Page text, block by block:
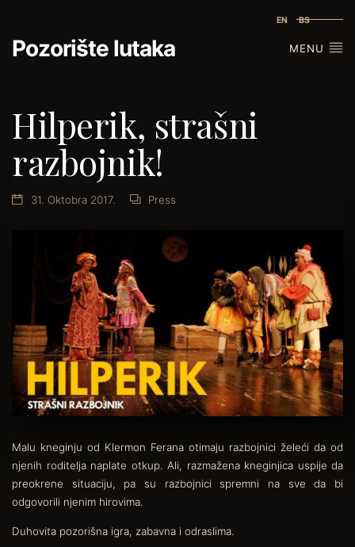
EN BS
Pozorište lutaka MENU
Hilperik, strašni
razbojnik!
31. Oktobra 2017. Press
Malu kneginju od Klermon Ferana otimaju razbojnici želeći da od
njenih roditelja naplate otkup. Ali, razmažena kneginjica uspije da
preokrene situaciju, pa su razbojnici spremni na sve da bi
odgovorili njenim hirovima.
Duhovita pozorišna igra, zabavna i odraslima.